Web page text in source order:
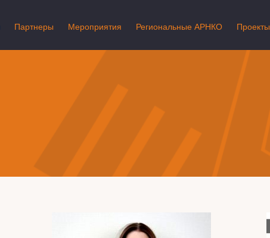
Партнеры Мероприятия Региональные АРНКО Проекты